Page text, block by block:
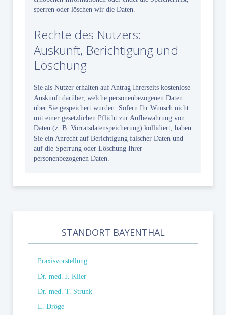
sperren oder löschen wir die Daten.
Rechte des Nutzers:
Auskunft, Berichtigung und
Löschung
Sie als Nutzer erhalten auf Antrag Ihrerseits kostenlose
Auskunft darüber, welche personenbezogenen Daten
über Sie gespeichert wurden. Sofern Ihr Wunsch nicht
mit einer gesetzlichen Pflicht zur Aufbewahrung von
Daten (z. B. Vorratsdatenspeicherung) kollidiert, haben
Sie ein Anrecht auf Berichtigung falscher Daten und
auf die Sperrung oder Löschung Ihrer
personenbezogenen Daten.
STANDORT BAYENTHAL
Praxisvorstellung
Dr. med. J. Klier
Dr. med. T. Strunk
L. Dröge